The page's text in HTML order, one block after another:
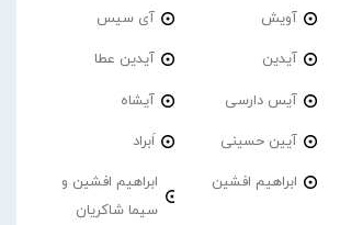
آویش آی سیس
آیدین آیدین عطا
آیس دارسی آیشاه
آیین حسینی اَبراد
ابراهیم افشین
ابراهیم افشین و
سیما شاکریان